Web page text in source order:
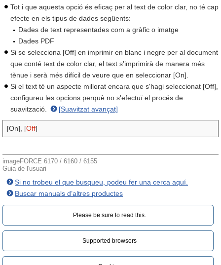
Tot i que aquesta opció és eficaç per al text de color clar, no té cap
efecte en els tipus de dades següents:
Dades de text representades com a gràfic o imatge
Dades PDF
Si se selecciona [Off] en imprimir en blanc i negre per al document
que conté text de color clar, el text s'imprimirà de manera més
tènue i serà més difícil de veure que en seleccionar [On].
Si el text té un aspecte millorat encara que s'hagi seleccionat [Off],
configureu les opcions perquè no s'efectuï el procés de
suavització.
[Suavitzat avançat]
[On], [Off]
imageFORCE 6170 / 6160 / 6155
Guia de l'usuari
Si no trobeu el que busqueu, podeu fer una cerca aquí.
Buscar manuals d’altres productes
Please be sure to read this.‎
Supported browsers